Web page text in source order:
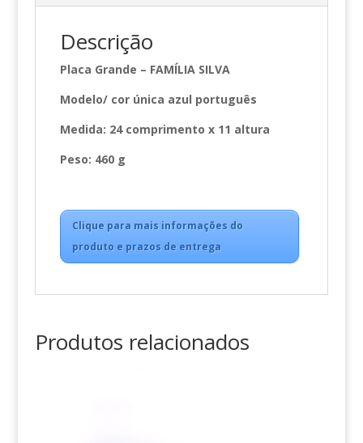
Descrição
Placa Grande – FAMÍLIA SILVA
Modelo/ cor única azul português
Medida: 24 comprimento x 11 altura
Peso: 460 g
Clique para mais informações do
produto e prazos de entrega
Produtos relacionados